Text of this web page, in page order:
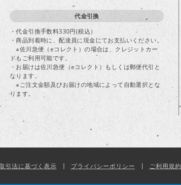
代金引換
・代金引換手数料330円(税込）
・商品到着時に、配達員に現金にてお支払いください。
※佐川急便（eコレクト）の場合は、クレジットカー
ドもご利用可能です。
・お届けは佐川急便（eコレクト）もしくは郵便代引と
なります。
※ご注文金額及びお届けの地域によって自動選択とな
ります。
引法に基づく表示 プライバシーポリシー ご利用規約